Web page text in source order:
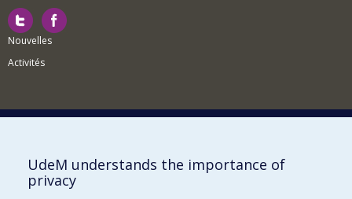
Nouvelles
Activités
Comment soutenir le Département?
BESOIN D'AIDE?
UdeM understands the importance of
privacy